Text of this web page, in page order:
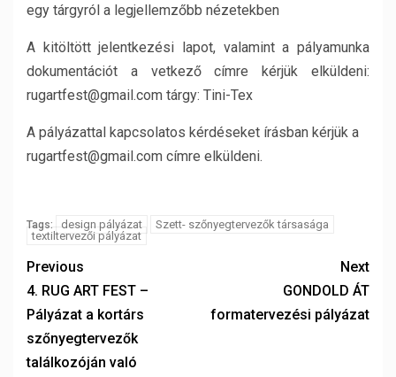
egy tárgyról a legjellemzőbb nézetekben
A kitöltött jelentkezési lapot, valamint a pályamunka
dokumentációt a vetkező címre kérjük elküldeni:
rugartfest@gmail.com tárgy: Tini-Tex
A pályázattal kapcsolatos kérdéseket írásban kérjük a
rugartfest@gmail.com címre elküldeni.
Tags: design pályázat
Szett- szőnyegtervezők társasága
textiltervezői pályázat
Previous
4. RUG ART FEST –
Pályázat a kortárs
szőnyegtervezők
találkozóján való
Next
GONDOLD ÁT
formatervezési pályázat